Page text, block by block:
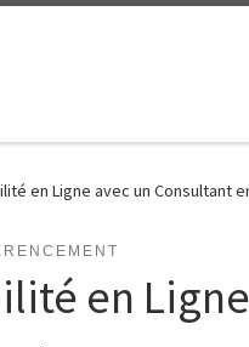
en Ligne avec un Consultant
en